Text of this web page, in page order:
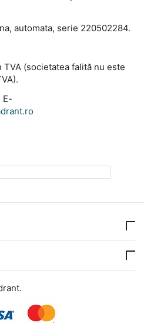
automata, serie 220502284.
(societatea falită nu este
E-